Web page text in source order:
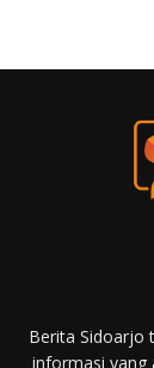
Berita Sidoarjo
informasi yang